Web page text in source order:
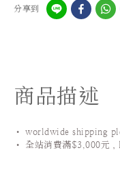
分享到
商品描述
• worldwide shipping
• 全站消費滿$3,000元，